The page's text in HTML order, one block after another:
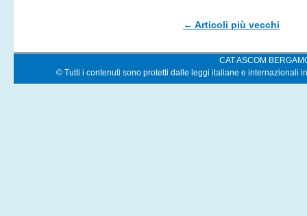
Navigazione Articoli
← Articoli più vecchi
CAT ASCOM
© Tutti i contenuti sono protetti dalle leggi italiane e internazionali